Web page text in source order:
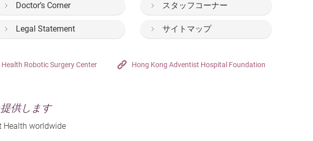
Doctor’s Corner スタッフコーナー
Legal Statement サイトマップ
Robotic Surgery Center Hong Kong Adventist Hospital Foundation
供します
Health worldwide